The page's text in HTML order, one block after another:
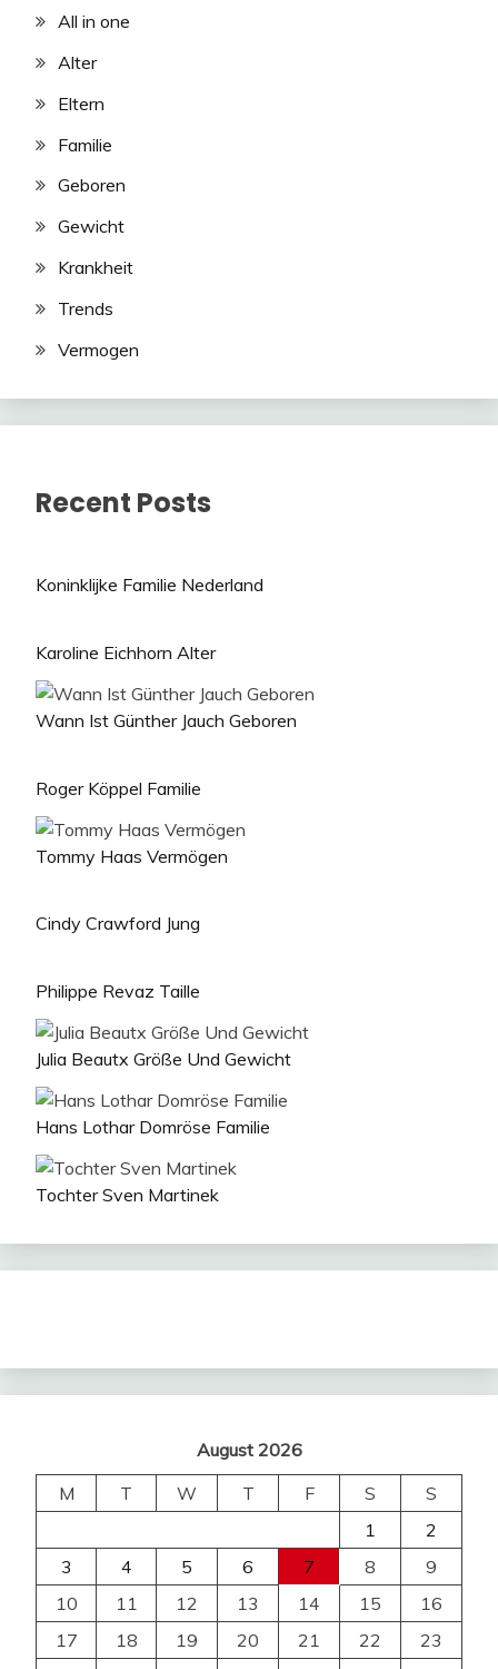
All in one
Alter
Eltern
Familie
Geboren
Gewicht
Krankheit
Trends
Vermogen
Recent Posts
Koninklijke Familie Nederland
Karoline Eichhorn Alter
Wann Ist Günther Jauch Geboren
Roger Köppel Familie
Tommy Haas Vermögen
Cindy Crawford Jung
Philippe Revaz Taille
Julia Beautx Größe Und Gewicht
Hans Lothar Domröse Familie
Tochter Sven Martinek
August 2026
M
T W T F S
S
1
2
3
4 5 6 7 8
9
10
11 12 13 14 15
16
17
18 19 20 21 22
23